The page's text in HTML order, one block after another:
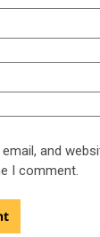
and
I comment.